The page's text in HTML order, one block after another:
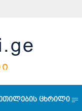
ცხრილი